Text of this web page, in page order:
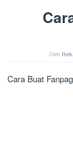
Oleh
Cara Buat